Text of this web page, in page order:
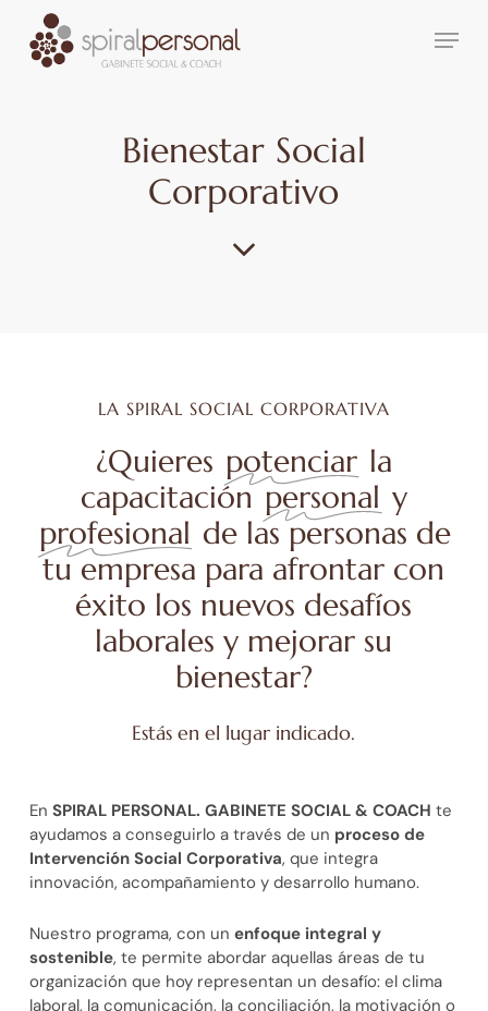
main
Menu
Bienestar Social
Corporativo
LA SPIRAL SOCIAL CORPORATIVA
¿Quieres potenciar la
capacitación personal y
profesional de las personas de
tu empresa para afrontar con
éxito los nuevos desafíos
laborales y mejorar su
bienestar?
Estás en el lugar indicado.
En SPIRAL PERSONAL. GABINETE SOCIAL & COACH te
ayudamos a conseguirlo a través de un proceso de
Intervención Social Corporativa, que integra
innovación, acompañamiento y desarrollo humano.
Nuestro programa, con un enfoque integral y
sostenible, te permite abordar aquellas áreas de tu
organización que hoy representan un desafío: el clima
laboral, la comunicación, la conciliación, la motivación o